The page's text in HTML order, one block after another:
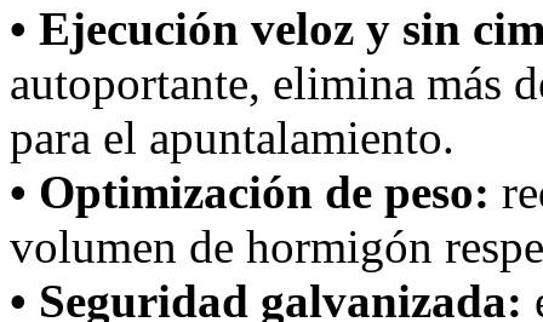
• Ejecución veloz y sin
autoportante, elimina más
para el apuntalamiento.
• Optimización de peso:
volumen de hormigón
• Seguridad galvanizada: